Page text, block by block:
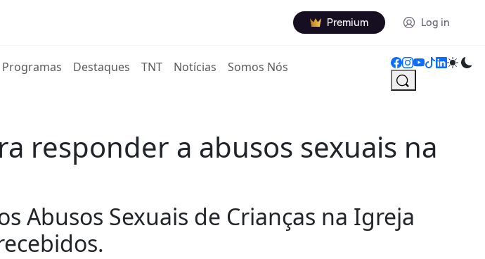
Premium Log in
Programas Destaques TNT Notícias Somos Nós
responder a abusos sexuais na
Abusos Sexuais de Crianças na Igreja